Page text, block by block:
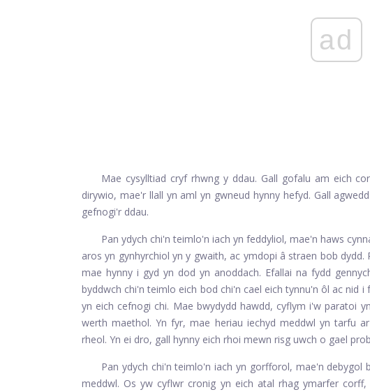
ad
Mae cysylltiad cryf rhwng y ddau. Gall gofalu am eich
dirywio, mae'r llall yn aml yn gwneud hynny hefyd. Gall
gefnogi'r ddau.
Pan ydych chi'n teimlo'n iach yn feddyliol, mae'n haws
aros yn gynhyrchiol yn y gwaith, ac ymdopi â straen bob
mae hynny i gyd yn dod yn anoddach. Efallai na fydd
byddwch chi'n teimlo eich bod chi'n cael eich tynnu'n ôl ac nid
yn eich cefnogi chi. Mae bwydydd hawdd, cyflym i'w paratoi
werth maethol. Yn fyr, mae heriau iechyd meddwl yn tarfu
rheol. Yn ei dro, gall hynny eich rhoi mewn risg uwch o gael
Pan ydych chi'n teimlo'n iach yn gorfforol, mae'n debygol
meddwl. Os yw cyflwr cronig yn eich atal rhag ymarfer